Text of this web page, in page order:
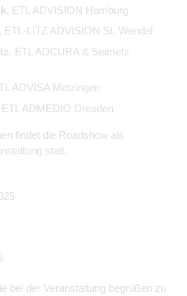
, ETL ADVISION Hamburg
, ETL-LITZ ADVISION St. Wendel
, ETL ADCURA & Seimetz
ADVISA Metzingen
ETL ADMEDIO Dresden
findet die Roadshow als
statt.
bei der Veranstaltung begrüßen zu